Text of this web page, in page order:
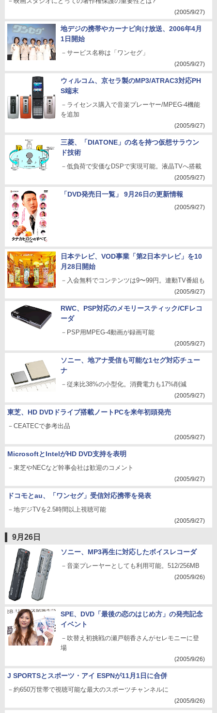
(2005/9/27)
地デジの携帯やカーナビ向け放送、2006年4月
1日開始
－サービス名称は「ワンセグ」
(2005/9/27)
ウィルコム、京セラ製のMP3/ATRAC3対応PH
S端末
－ライセンス購入で音楽プレーヤー/MPEG-4機能
を追加
(2005/9/27)
三菱、「DIATONE」の名を持つ仮想サラウン
ド技術
－低負荷で安価なDSPで実現可能。液晶TVへ搭載
(2005/9/27)
「DVD発売日一覧」 9月26日の更新情報
(2005/9/27)
日本テレビ、VOD事業「第2日本テレビ」を10
月28日開始
－入会無料でコンテンツは9〜99円。連動TV番組も
(2005/9/27)
RWC、PSP対応のメモリースティック/CFレコ
ーダ
－PSP用MPEG-4動画が録画可能
(2005/9/27)
ソニー、地アナ受信も可能な1セグ対応チュー
ナ
－従来比38%の小型化。消費電力も17%削減
(2005/9/27)
東芝、HD DVDドライブ搭載ノートPCを来年初頭発売
－CEATECで参考出品
(2005/9/27)
MicrosoftとIntelがHD DVD支持を表明
－東芝やNECなど幹事会社は歓迎のコメント
(2005/9/27)
ドコモとau、「ワンセグ」受信対応携帯を発表
－地デジTVを2.5時間以上視聴可能
(2005/9/27)
9月26日
ソニー、MP3再生に対応したボイスレコーダ
－音楽プレーヤーとしても利用可能。512/256MB
(2005/9/26)
SPE、DVD「最後の恋のはじめ方」の発売記念
イベント
－吹替え初挑戦の瀬戸朝香さんがセレモニーに登
場
(2005/9/26)
J SPORTSとスポーツ・アイ ESPNが11月1日に合併
－約650万世帯で視聴可能な最大のスポーツチャンネルに
(2005/9/26)